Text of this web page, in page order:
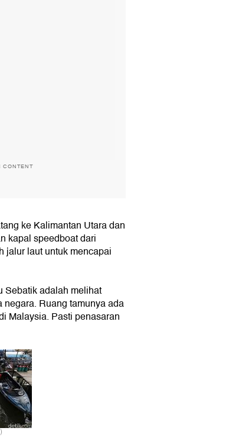
CONTENT
ke Kalimantan Utara dan
kapal speedboat dari
jalur laut untuk mencapai
Sebatik adalah melihat
Ruang tamunya ada
Malaysia. Pasti penasaran